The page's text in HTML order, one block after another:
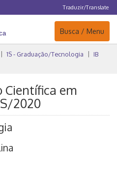
Traduzir/Translate
Navegação
Busca / Menu
1S - Graduação/Tecnologia
IB
Científica em
2020